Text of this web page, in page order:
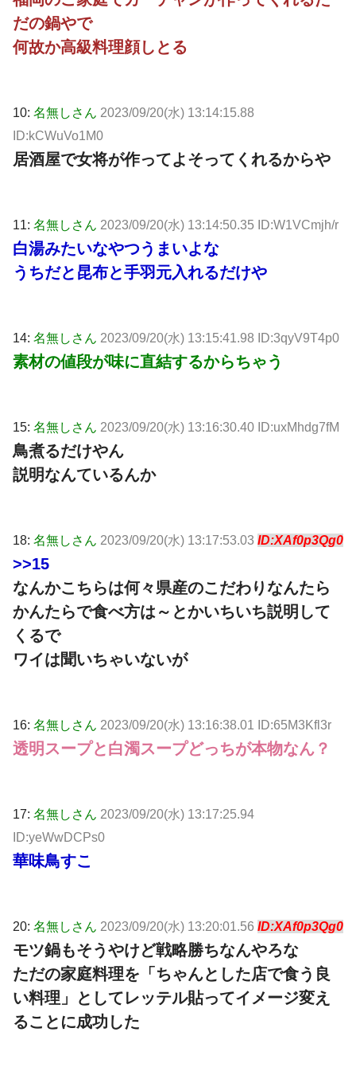
だの鍋やで
何故か高級料理顔しとる
10: 名無しさん 2023/09/20(水) 13:14:15.88
ID:kCWuVo1M0
居酒屋で女将が作ってよそってくれるからや
11: 名無しさん 2023/09/20(水) 13:14:50.35 ID:W1VCmjh/r
白湯みたいなやつうまいよな
うちだと昆布と手羽元入れるだけや
14: 名無しさん 2023/09/20(水) 13:15:41.98 ID:3qyV9T4p0
素材の値段が味に直結するからちゃう
15: 名無しさん 2023/09/20(水) 13:16:30.40 ID:uxMhdg7fM
鳥煮るだけやん
説明なんているんか
18: 名無しさん 2023/09/20(水) 13:17:53.03 ID:XAf0p3Qg0
>>15
なんかこちらは何々県産のこだわりなんたら
かんたらで食べ方は～とかいちいち説明して
くるで
ワイは聞いちゃいないが
16: 名無しさん 2023/09/20(水) 13:16:38.01 ID:65M3Kfl3r
透明スープと白濁スープどっちが本物なん？
17: 名無しさん 2023/09/20(水) 13:17:25.94
ID:yeWwDCPs0
華味鳥すこ
20: 名無しさん 2023/09/20(水) 13:20:01.56 ID:XAf0p3Qg0
モツ鍋もそうやけど戦略勝ちなんやろな
ただの家庭料理を「ちゃんとした店で食う良
い料理」としてレッテル貼ってイメージ変え
ることに成功した